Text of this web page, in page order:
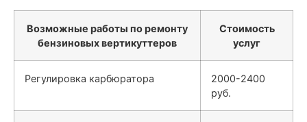
Возможные работы по ремонту
бензиновых вертикуттеров
Стоимость
услуг
Регулировка карбюратора
2000-2400
руб.